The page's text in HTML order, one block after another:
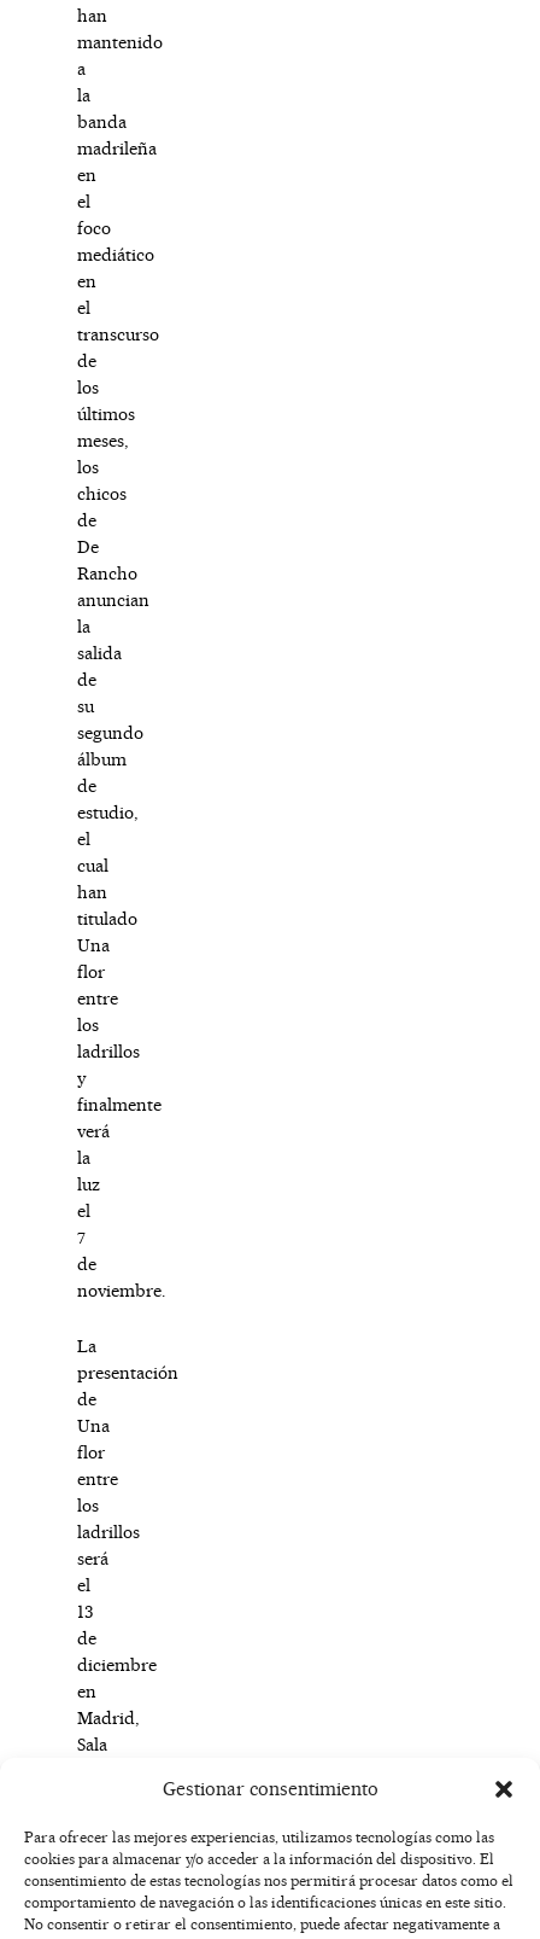
Gestionar consentimiento
Para ofrecer las mejores experiencias, utilizamos tecnologías como las
cookies para almacenar y/o acceder a la información del dispositivo. El
consentimiento de estas tecnologías nos permitirá procesar datos como el
comportamiento de navegación o las identificaciones únicas en este sitio.
No consentir o retirar el consentimiento, puede afectar negativamente a
han
mantenido
a
la
banda
madrileña
en
el
foco
mediático
en
el
transcurso
de
los
últimos
meses,
los
chicos
de
De
Rancho
anuncian
la
salida
de
su
segundo
álbum
de
estudio,
el
cual
han
titulado
Una
flor
entre
los
ladrillos
y
finalmente
verá
la
luz
el
7
de
noviembre.
La
presentación
de
Una
flor
entre
los
ladrillos
será
el
13
de
diciembre
en
Madrid,
Sala
F
a
c
e
I
n
s
t
X
-
t
w
Y
o
u
t
T
i
k
t
AVISO